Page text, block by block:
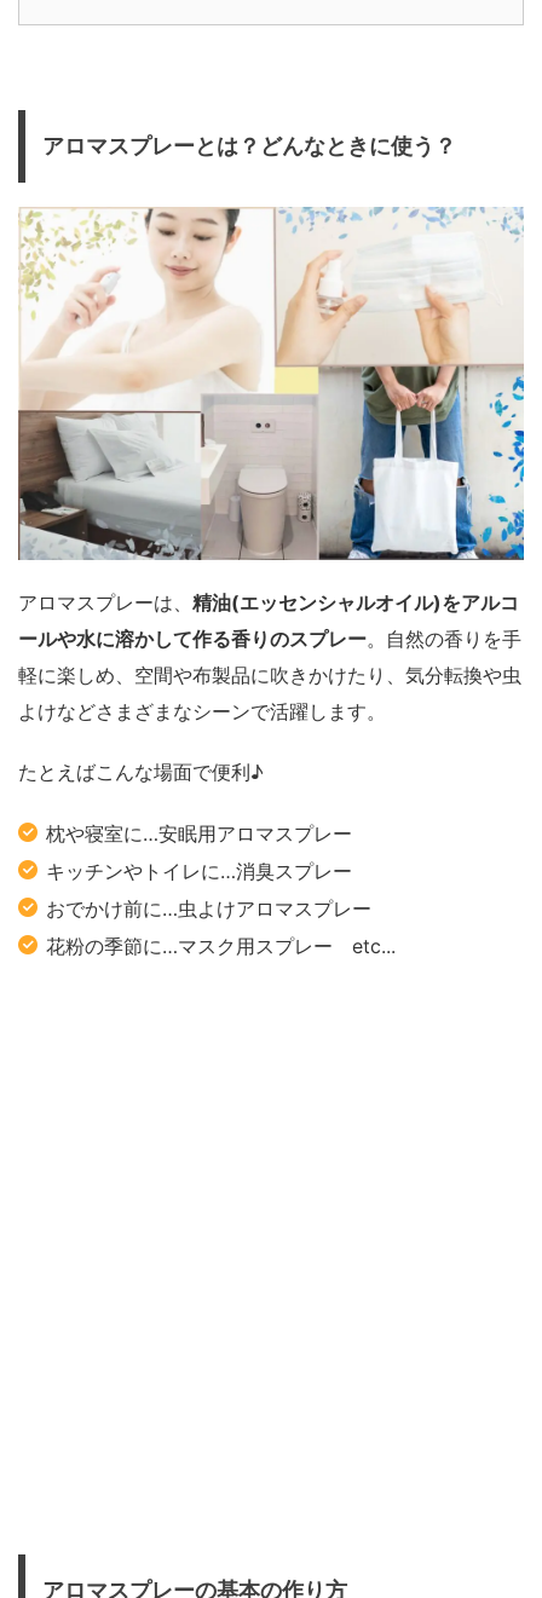
アロマスプレーとは？どんなときに使う？
アロマスプレーは、 精油(エッセンシャルオイル)をアルコ
ールや水に溶かして作る香りのスプレー。自然の香りを手
軽に楽しめ、空間や布製品に吹きかけたり、気分転換や虫
よけなどさまざまなシーンで活躍します。
たとえばこんな場面で便利♪
枕や寝室に…安眠用アロマスプレー
キッチンやトイレに…消臭スプレー
おでかけ前に…虫よけアロマスプレー
花粉の季節に…マスク用スプレー etc...
アロマスプレーの基本の作り方